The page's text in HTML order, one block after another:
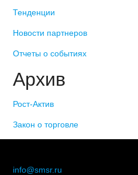
Тенденции
Новости партнеров
Отчеты о событиях
Архив
Рост-Актив
Закон о торговле
info@smsr.ru